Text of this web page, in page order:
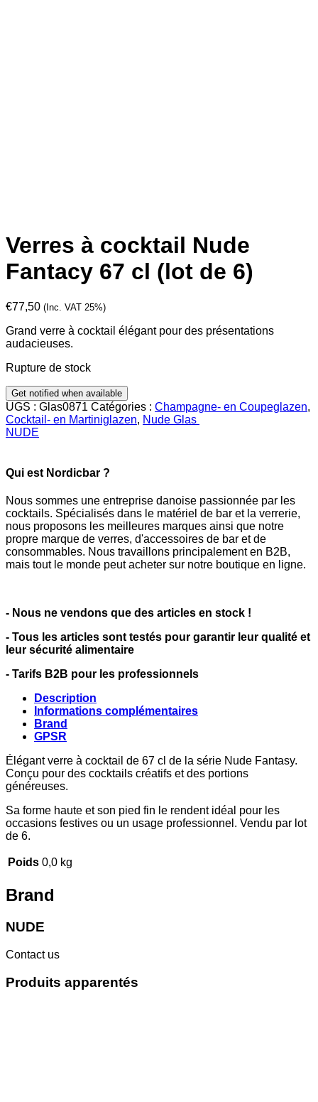
Verres à cocktail Nude
Fantacy 67 cl (lot de 6)
€77,50 (Inc. VAT 25%)
Grand verre à cocktail élégant pour des présentations
audacieuses.
Rupture de stock
UGS : Glas0871 Catégories : Champagne- en Coupeglazen,
Cocktail- en Martiniglazen, Nude Glas
NUDE
Qui est Nordicbar ?
Nous sommes une entreprise danoise passionnée par les
cocktails. Spécialisés dans le matériel de bar et la verrerie,
nous proposons les meilleures marques ainsi que notre
propre marque de verres, d'accessoires de bar et de
consommables. Nous travaillons principalement en B2B,
mais tout le monde peut acheter sur notre boutique en ligne.
- Nous ne vendons que des articles en stock !
- Tous les articles sont testés pour garantir leur qualité et
leur sécurité alimentaire
- Tarifs B2B pour les professionnels
Description
Informations complémentaires
Brand
GPSR
Élégant verre à cocktail de 67 cl de la série Nude Fantasy.
Conçu pour des cocktails créatifs et des portions
généreuses.
Sa forme haute et son pied fin le rendent idéal pour les
occasions festives ou un usage professionnel. Vendu par lot
de 6.
Poids 0,0 kg
Brand
NUDE
Contact us
Produits apparentés